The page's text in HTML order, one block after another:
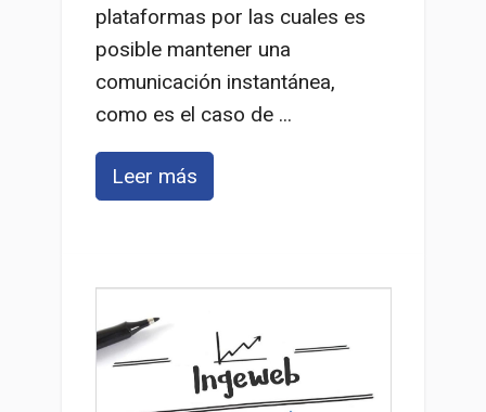
plataformas por las cuales es
posible mantener una
comunicación instantánea,
como es el caso de ...
Leer más